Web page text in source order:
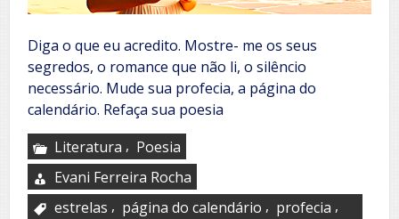
Diga o que eu acredito. Mostre- me os seus
segredos, o romance que não li, o silêncio
necessário. Mude sua profecia, a página do
calendário. Refaça sua poesia
Literatura , Poesia
Evani Ferreira Rocha
estrelas , página do calendário , profecia ,